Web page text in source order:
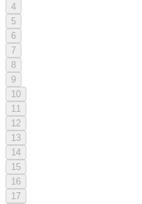
4
5
6
7
8
9
10
11
12
13
14
15
16
17